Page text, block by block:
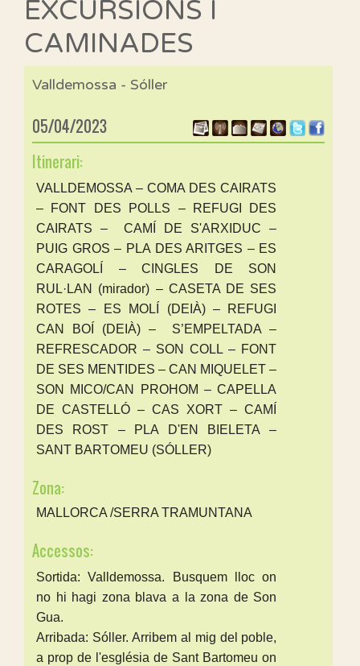
EXCURSIONS I
CAMINADES
Valldemossa - Sóller
05/04/2023
Itinerari:
VALLDEMOSSA – COMA DES CAIRATS
– FONT DES POLLS – REFUGI DES
CAIRATS – CAMÍ DE S'ARXIDUC –
PUIG GROS – PLA DES ARITGES – ES
CARAGOLÍ – CINGLES DE SON
RUL·LAN (mirador) – CASETA DE SES
ROTES – ES MOLÍ (DEIÀ) – REFUGI
CAN BOÍ (DEIÀ) – S’EMPELTADA –
REFRESCADOR – SON COLL – FONT
DE SES MENTIDES – CAN MIQUELET –
SON MICO/CAN PROHOM – CAPELLA
DE CASTELLÓ – CAS XORT – CAMÍ
DES ROST – PLA D'EN BIELETA –
SANT BARTOMEU (SÓLLER)
Zona:
MALLORCA /SERRA TRAMUNTANA
Accessos:
Sortida: Valldemossa. Busquem lloc on
no hi hagi zona blava a la zona de Son
Gua.
Arribada: Sóller. Arribem al mig del poble,
a prop de l'església de Sant Bartomeu on